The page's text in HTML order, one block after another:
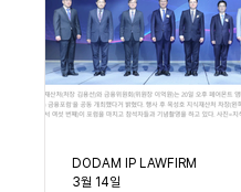
DODAM IP LAWFIRM
3월 14일